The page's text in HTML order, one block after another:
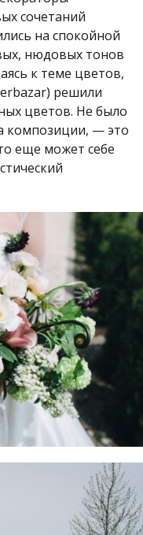
сочетаний
на спокойной
нюдовых тонов
к теме цветов,
решили
цветов. Не было
композиции, — это
еще может себе